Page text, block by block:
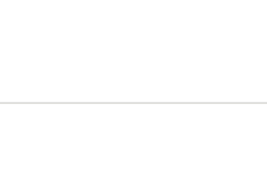
простеганной на синтепоне, с